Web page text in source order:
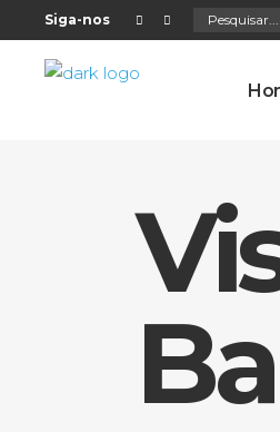
Siga-nos Search
for: